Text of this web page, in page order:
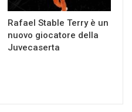
Rafael Stable Terry è un
nuovo giocatore della
Juvecaserta